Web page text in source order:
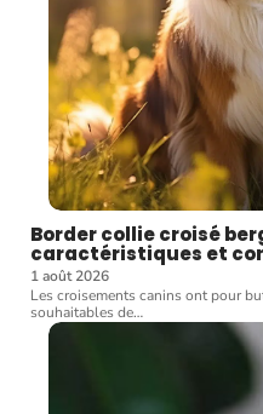
Border collie croisé
caractéristiques et
1 août 2026
Les croisements canins ont pour
souhaitables de…